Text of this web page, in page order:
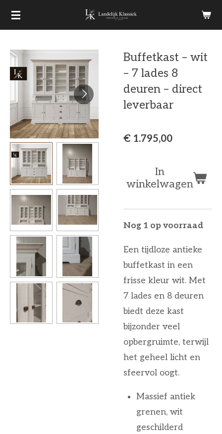
Ga
direct
de
hoofdinhoud
Buffetkast – wit
– 7 lades 8
deuren – direct
leverbaar
€ 1.795,00
In
winkelwagen
Nog 1 op voorraad
Een tijdloze antieke
buffetkast in een
frisse kleur wit. Met
7 lades en 8 deuren
biedt deze kast
bijzonder veel
opbergruimte, terwijl
het geheel licht en
sfeervol oogt.
Massief antiek
grenen, wit
geschilderd